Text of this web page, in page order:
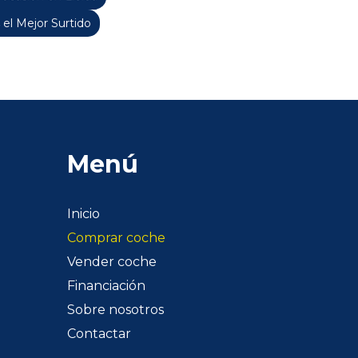
Mejor Surtido
Menú
Inicio
Comprar coche
Vender coche
Financiación
Sobre nosotros
Contactar